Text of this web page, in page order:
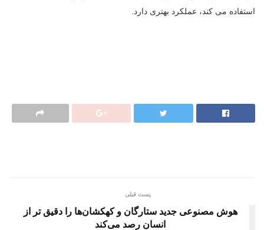
استفاده می کند، عملکرد بهتری دارد.
پست قبلی
هوش مصنوعی جدید ستارگان و کهکشان‌ها را دقیق تر از
انسان رصد می‌کند